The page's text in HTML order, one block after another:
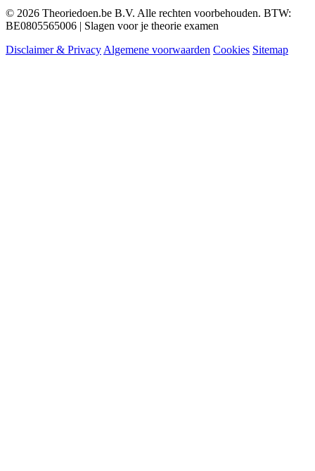
© 2026 Theoriedoen.be B.V. Alle rechten voorbehouden. BTW:
BE0805565006 | Slagen voor je theorie examen
Disclaimer & Privacy Algemene voorwaarden Cookies Sitemap